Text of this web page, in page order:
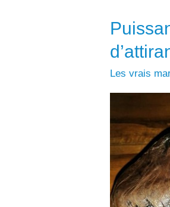
Les vrais